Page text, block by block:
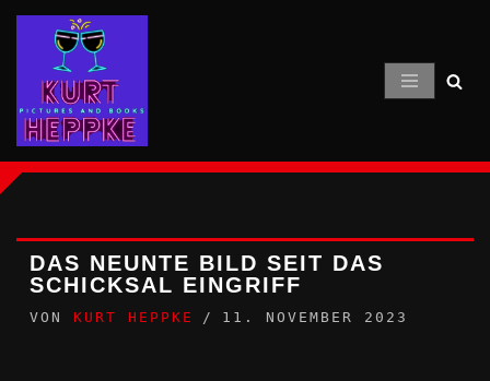
Inhalt
springen
DAS NEUNTE BILD SEIT DAS
SCHICKSAL EINGRIFF
VON KURT HEPPKE 11. NOVEMBER 2023